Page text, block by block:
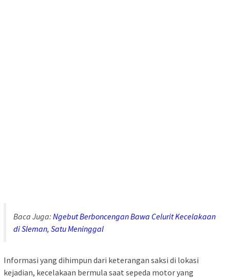
Baca Juga: Ngebut Berboncengan Bawa Celurit Kecelakaan
di Sleman, Satu Meninggal
Informasi yang dihimpun dari keterangan saksi di lokasi
kejadian, kecelakaan bermula saat sepeda motor yang